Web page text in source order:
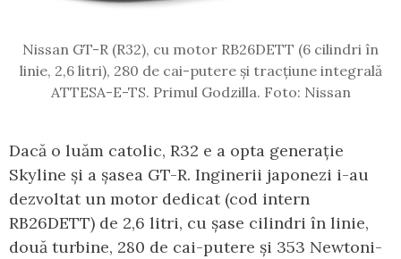
Nissan GT-R (R32), cu motor RB26DETT (6 cilindri în
linie, 2,6 litri), 280 de cai-putere și tracțiune integrală
ATTESA-E-TS. Primul Godzilla. Foto: Nissan
Dacă o luăm catolic, R32 e a opta generație
Skyline și a șasea GT-R. Inginerii japonezi i-au
dezvoltat un motor dedicat (cod intern
RB26DETT) de 2,6 litri, cu șase cilindri în linie,
două turbine, 280 de cai-putere și 353 Newtoni-